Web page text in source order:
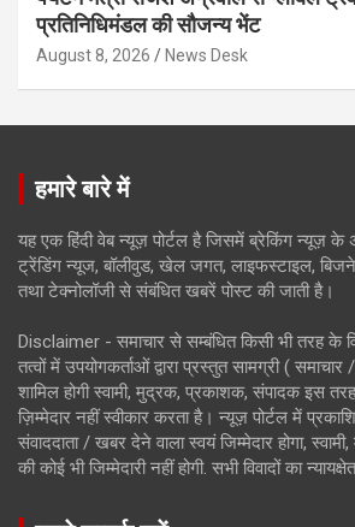
प्रतिनिधिमंडल की सौजन्य भेंट
August 8, 2026 News Desk
हमारे बारे में
यह एक हिंदी वेब न्यूज़ पोर्टल है जिसमें ब्रेकिंग न्यूज़ के
ट्रेंडिंग न्यूज, बॉलीवुड, खेल जगत, लाइफस्टाइल,
तथा टेक्नोलॉजी से संबंधित खबरें पोस्ट की जाती है।
Disclaimer - समाचार से सम्बंधित किसी भी तरह के
तत्वों में उपयोगकर्ताओं द्वारा प्रस्तुत सामग्री (
शामिल होगी स्वामी, मुद्रक, प्रकाशक, संपादक इस
ज़िम्मेदार नहीं स्वीकार करता है। न्यूज़ पोर्टल में
संवाददाता / खबर देने वाला स्वयं जिम्मेदार होगा,
की कोई भी जिम्मेदारी नहीं होगी. सभी विवादों का